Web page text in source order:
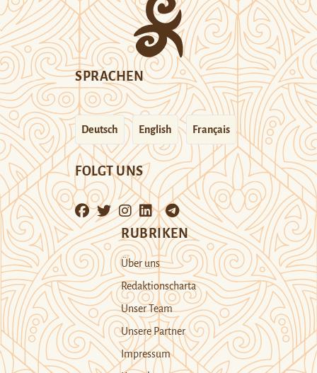
SPRACHEN
Deutsch English Français
FOLGT UNS
RUBRIKEN
Über uns
Redaktionscharta
Unser Team
Unsere Partner
Impressum